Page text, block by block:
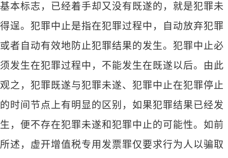
基本标志，已经着手却又没有既遂的，就是犯罪未
得逞。犯罪中止是指在犯罪过程中，自动放弃犯罪
或者自动有效地防止犯罪结果的发生。犯罪中止必
须发生在犯罪过程中，不能发生在既遂以后。由此
观之，犯罪既遂与犯罪未遂、犯罪中止在犯罪停止
的时间节点上有明显的区别，如果犯罪结果已经发
生，便不存在犯罪未遂和犯罪中止的可能性。如前
所述，虚开增值税专用发票罪仅要求行为人以骗取